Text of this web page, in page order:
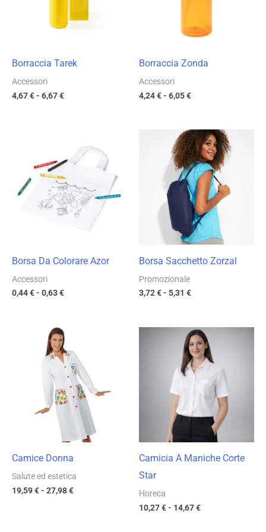
Borraccia Tarek
Accessori
4,67€- 6,67€
Borraccia Zonda
Accessori
4,24€- 6,05€
Borsa Da Colorare Azor
Accessori
0,44€- 0,63€
prezzo:
da
0,44 €
a
0,63 €
Borsa Sacchetto Zorzal
Promozionale
3,72€- 5,31 €
Fascia
di
prezzo:
da
3,72 €
a
5,31 €
Camice Donna
Salute ed estetica
19,59€- 27,98€
prezzo:
da
19,59 €
a
27,98 €
Camicia A Maniche Corte
Star
Horeca
10,27€- 14,67€
Fascia
di
prezzo:
da
10,27 €
14,67 €